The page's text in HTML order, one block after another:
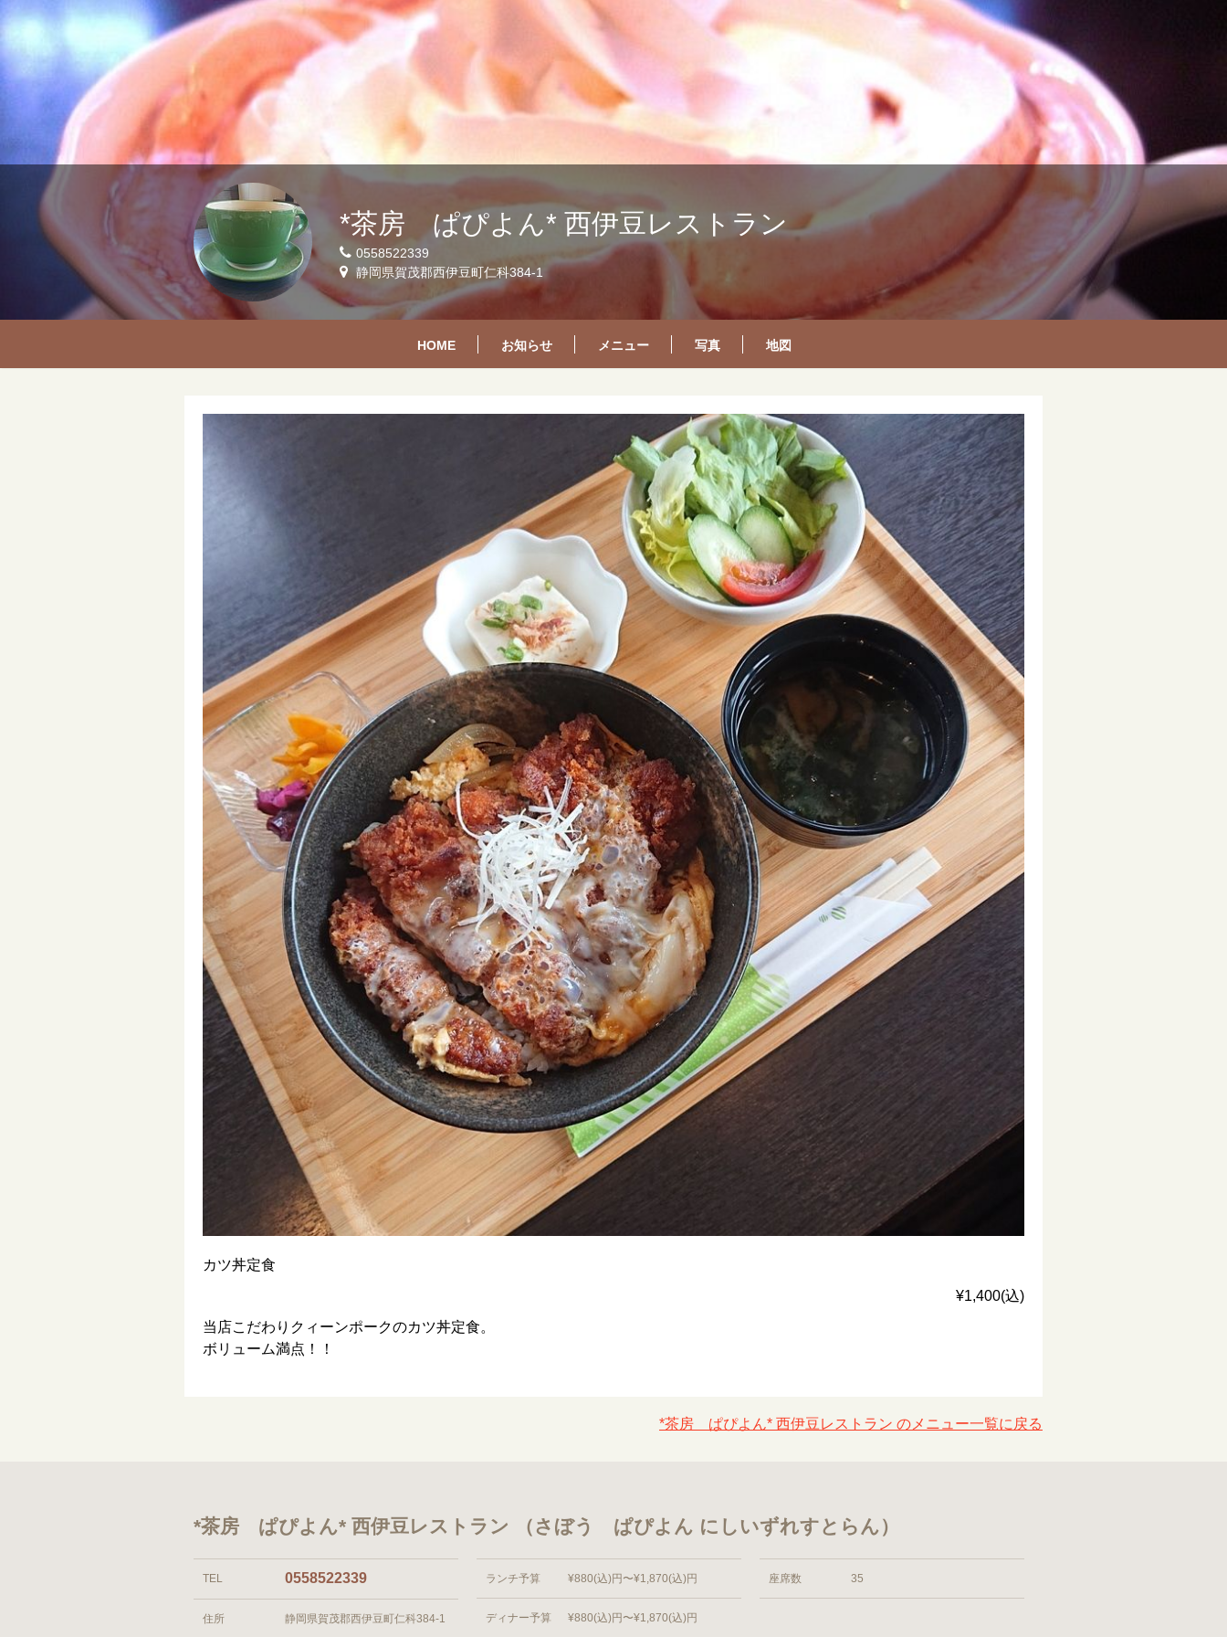
*茶房 ぱぴよん* 西伊豆レストラン
0558522339
静岡県賀茂郡西伊豆町仁科384-1
HOME お知らせ メニュー 写真 地図
カツ丼定食
¥1,400(込)
当店こだわりクィーンポークのカツ丼定食。
ボリューム満点！！
*茶房 ぱぴよん* 西伊豆レストラン のメニュー一覧に戻る
*茶房 ぱぴよん* 西伊豆レストラン （さぼう ぱぴよん にしいずれすとらん）
TEL 0558522339
住所 静岡県賀茂郡西伊豆町仁科384-1
ランチ予算 ¥880(込)円〜¥1,870(込)円
ディナー予算 ¥880(込)円〜¥1,870(込)円
座席数 35